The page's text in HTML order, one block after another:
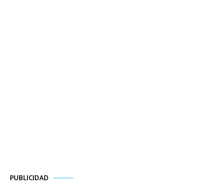
PUBLICIDAD